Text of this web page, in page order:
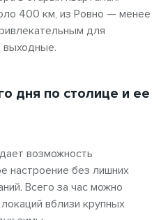
400 км, из Ровно — менее
для
выходные.
дня по столице и ее
возможность
настроение без лишних
Всего за час можно
вблизи крупных